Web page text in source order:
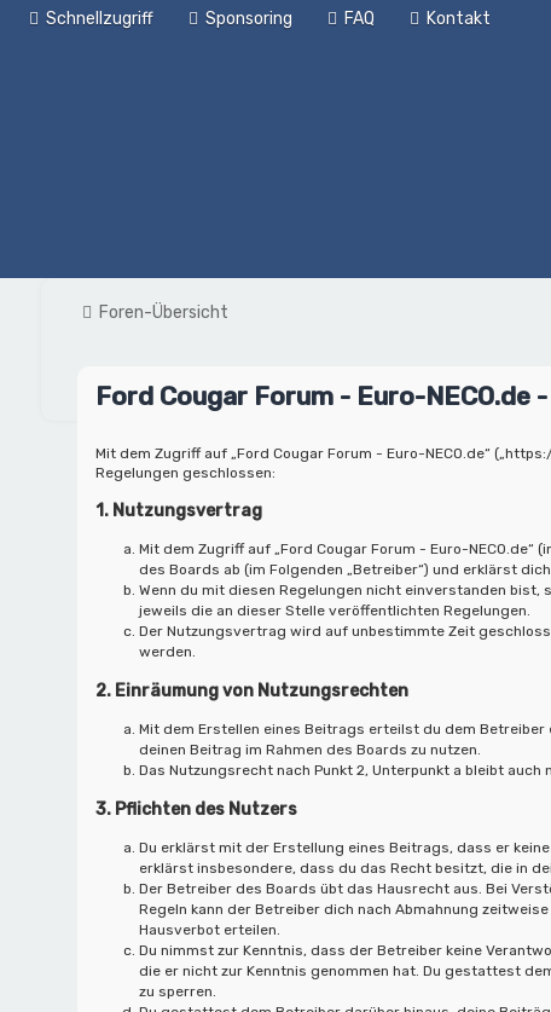
Schnellzugriff Sponsoring FAQ Kontakt
Foren-Übersicht
Ford Cougar Forum - Euro-NECO.de
Mit dem Zugriff auf „Ford Cougar Forum - Euro-NECO.de“
Regelungen geschlossen:
1. Nutzungsvertrag
Mit dem Zugriff auf „Ford Cougar Forum - Euro-
des Boards ab (im Folgenden „Betreiber“) und erklärst
Wenn du mit diesen Regelungen nicht einverstanden
jeweils die an dieser Stelle veröffentlichten Regelungen.
Der Nutzungsvertrag wird auf unbestimmte Zeit
werden.
2. Einräumung von Nutzungsrechten
Mit dem Erstellen eines Beitrags erteilst du dem
deinen Beitrag im Rahmen des Boards zu nutzen.
Das Nutzungsrecht nach Punkt 2, Unterpunkt a bleibt
3. Pflichten des Nutzers
Du erklärst mit der Erstellung eines Beitrags, dass er
erklärst insbesondere, dass du das Recht besitzt, die in
Der Betreiber des Boards übt das Hausrecht aus. Bei
Regeln kann der Betreiber dich nach Abmahnung
Hausverbot erteilen.
Du nimmst zur Kenntnis, dass der Betreiber keine
die er nicht zur Kenntnis genommen hat. Du gestattest
zu sperren.